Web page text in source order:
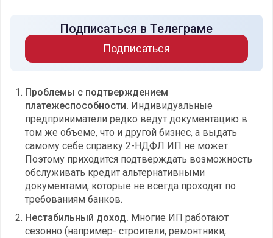
Подписаться в Телеграме
Подписаться
Проблемы с подтверждением
платежеспособности. Индивидуальные
предприниматели редко ведут документацию в
том же объеме, что и другой бизнес, а выдать
самому себе справку 2-НДФЛ ИП не может.
Поэтому приходится подтверждать возможность
обслуживать кредит альтернативными
документами, которые не всегда проходят по
требованиям банков.
Нестабильный доход. Многие ИП работают
сезонно (например- строители, ремонтники,